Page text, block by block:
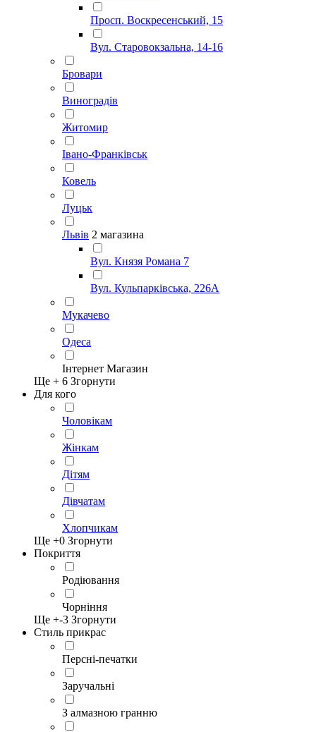
Просп. Воскресенський, 15
Вул. Старовокзальна, 14-16
Бровари
Виноградів
Житомир
Івано-Франківськ
Ковель
Луцьк
Львів 2 магазина
Вул. Князя Романа 7
Вул. Кульпарківська, 226А
Мукачево
Одеса
Інтернет Магазин
Ще + 6 Згорнути
Для кого
Чоловікам
Жінкам
Дітям
Дівчатам
Хлопчикам
Ще +0 Згорнути
Покриття
Родіювання
Чорніння
Ще +-3 Згорнути
Стиль прикрас
Персні-печатки
Заручальні
З алмазною гранню